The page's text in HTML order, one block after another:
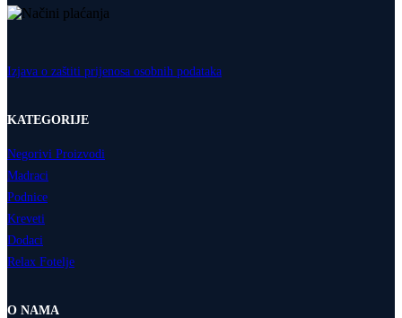
Izjava o zaštiti prijenosa osobnih podataka
KATEGORIJE
Negorivi Proizvodi
Madraci
Podnice
Kreveti
Dodaci
Relax Fotelje
O NAMA